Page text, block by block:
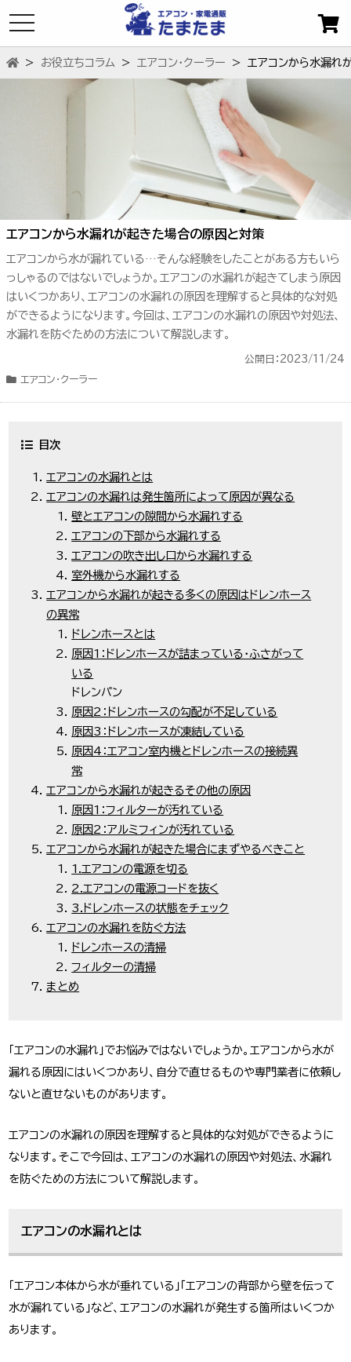
お役立ちコラム エアコン・クーラー エアコンから水漏れ
エアコンから水漏れが起きた場合の原因と対策
エアコンから水が漏れている…そんな経験をしたことがある方もいら
っしゃるのではないでしょうか。エアコンの水漏れが起きてしまう原因
はいくつかあり、エアコンの水漏れの原因を理解すると具体的な対処
ができるようになります。今回は、エアコンの水漏れの原因や対処法、
水漏れを防ぐための方法について解説します。
公開日：2023/11/24
エアコン・クーラー
目次
エアコンの水漏れとは
エアコンの水漏れは発生箇所によって原因が異なる
壁とエアコンの隙間から水漏れする
エアコンの下部から水漏れする
エアコンの吹き出し口から水漏れする
室外機から水漏れする
エアコンから水漏れが起きる多くの原因はドレンホース
の異常
ドレンホースとは
原因1：ドレンホースが詰まっている・ふさがって
いる
ドレンパン
原因2：ドレンホースの勾配が不足している
原因3：ドレンホースが凍結している
原因4：エアコン室内機とドレンホースの接続異
常
エアコンから水漏れが起きるその他の原因
原因1：フィルターが汚れている
原因2：アルミフィンが汚れている
エアコンから水漏れが起きた場合にまずやるべきこと
1.エアコンの電源を切る
2.エアコンの電源コードを抜く
3.ドレンホースの状態をチェック
エアコンの水漏れを防ぐ方法
ドレンホースの清掃
フィルターの清掃
まとめ
「エアコンの水漏れ」でお悩みではないでしょうか。エアコンから水が
漏れる原因にはいくつかあり、自分で直せるものや専門業者に依頼し
ないと直せないものがあります。
エアコンの水漏れの原因を理解すると具体的な対処ができるように
なります。そこで今回は、エアコンの水漏れの原因や対処法、水漏れ
を防ぐための方法について解説します。
エアコンの水漏れとは
「エアコン本体から水が垂れている」「エアコンの背部から壁を伝って
水が漏れている」など、エアコンの水漏れが発生する箇所はいくつか
あります。
toggle
navigation